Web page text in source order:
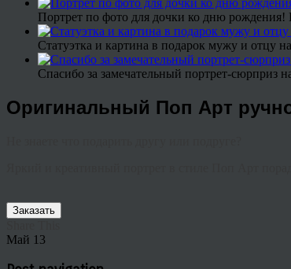
Портрет по фото для дочки ко дню рождения!
Статуэтка и картина в подарок мужу и отцу
Спасибо за замечательный портрет-сюрприз
Оригинальный Поп Арт
Заказать
Май 13